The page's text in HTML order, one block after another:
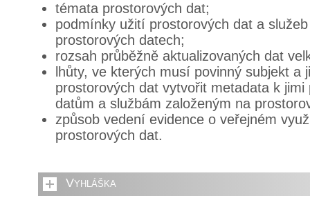
témata prostorových dat;
podmínky užití prostorových dat a
prostorových datech;
rozsah průběžně aktualizovaných dat
lhůty, ve kterých musí povinný subjekt a
prostorových dat vytvořit metadata k
datům a službám založeným na
způsob vedení evidence o veřejném
prostorových dat.
Vyhláška